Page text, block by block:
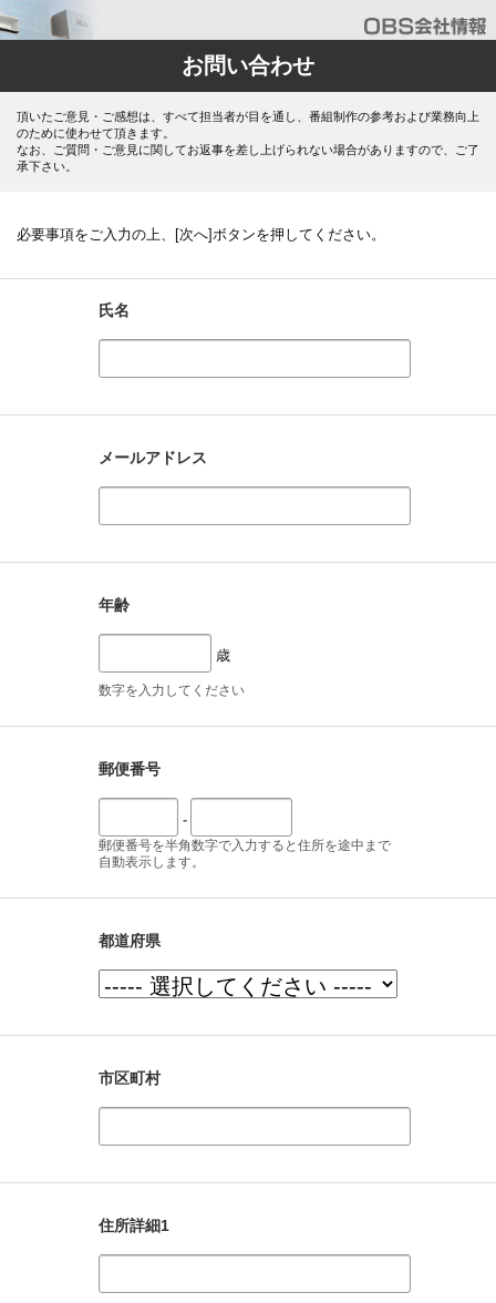
お問い合わせ
頂いたご意見・ご感想は、すべて担当者が目を通し、番組制作の参考および業務向上
のために使わせて頂きます。
なお、ご質問・ご意見に関してお返事を差し上げられない場合がありますので、ご了
承下さい。
必要事項をご入力の上、[次へ]ボタンを押してください。
氏名
メールアドレス
年齢
歳
数字を入力してください
郵便番号
-
郵便番号を半角数字で入力すると住所を途中まで
自動表示します。
都道府県
市区町村
住所詳細1